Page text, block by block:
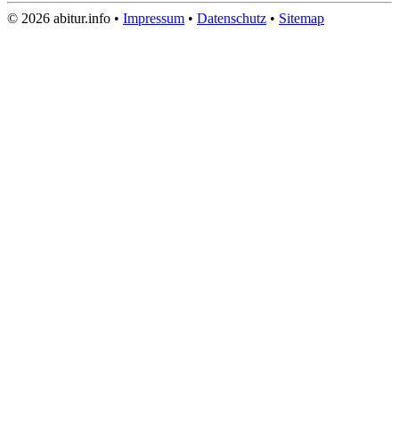
© 2026 abitur.info • Impressum • Datenschutz • Sitemap